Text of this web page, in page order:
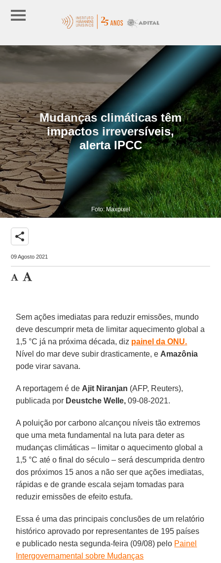
Mudanças climáticas têm
impactos irreversíveis,
alerta IPCC
Foto: Maxpixel
share
09 Agosto 2021
Sem ações imediatas para reduzir emissões, mundo
deve descumprir meta de limitar aquecimento global a
1,5 °C já na próxima década, diz painel da ONU.
Nível do mar deve subir drasticamente, e Amazônia
pode virar savana.
A reportagem é de Ajit Niranjan (AFP, Reuters),
publicada por Deustche Welle, 09-08-2021.
A poluição por carbono alcançou níveis tão extremos
que uma meta fundamental na luta para deter as
mudanças climáticas – limitar o aquecimento global a
1,5 °C até o final do século – será descumprida dentro
dos próximos 15 anos a não ser que ações imediatas,
rápidas e de grande escala sejam tomadas para
reduzir emissões de efeito estufa.
Essa é uma das principais conclusões de um relatório
histórico aprovado por representantes de 195 países
e publicado nesta segunda-feira (09/08) pelo Painel
Intergovernamental sobre Mudanças